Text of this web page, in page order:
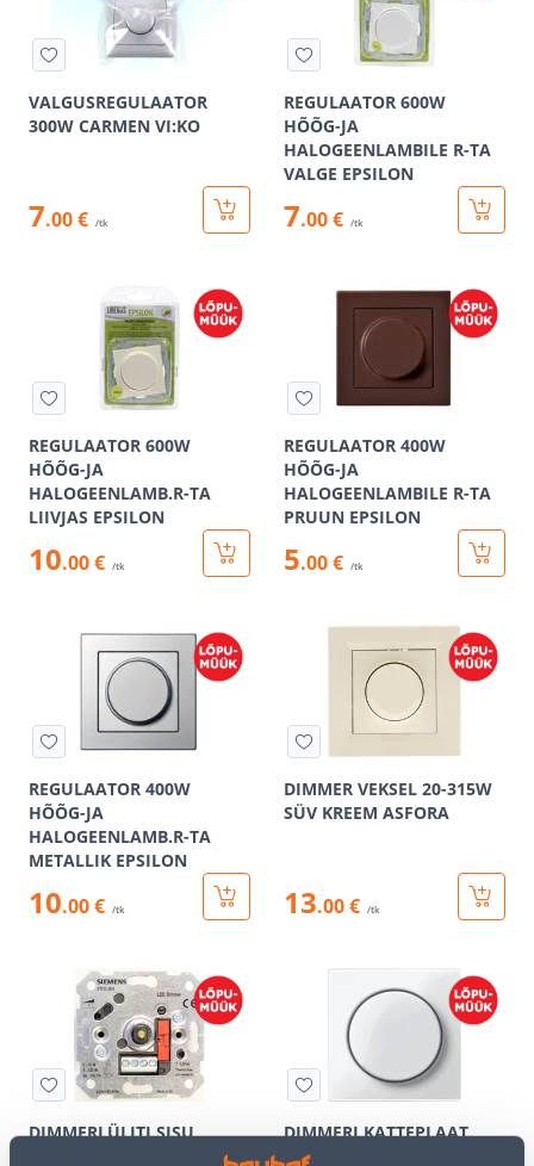
VALGUSREGULAATOR
300W CARMEN VI:KO
7.00 € /tk
REGULAATOR 600W
HÕÕG-JA
HALOGEENLAMBILE R-TA
VALGE EPSILON
7.00 € /tk
REGULAATOR 600W
HÕÕG-JA
HALOGEENLAMB.R-TA
LIIVJAS EPSILON
10.00 € /tk
REGULAATOR 400W
HÕÕG-JA
HALOGEENLAMBILE R-TA
PRUUN EPSILON
5.00 € /tk
REGULAATOR 400W
HÕÕG-JA
HALOGEENLAMB.R-TA
METALLIK EPSILON
10.00 € /tk
DIMMER VEKSEL 20-315W
SÜV KREEM ASFORA
13.00 € /tk
DIMMERLÜLITI SISU,
DIMMERI KATTEPLAAT
SYSTEM M MERTEN